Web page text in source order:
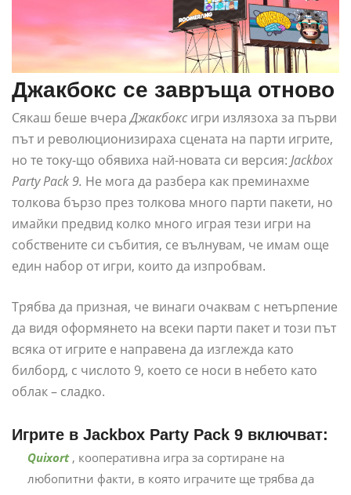
Джакбокс се завръща отново
Сякаш беше вчераДжакбокс игри излязоха за първи
път и революционизираха сцената на парти игрите,
но те току-що обявиха най-новата си версия: Jackbox
Party Pack 9. Не мога да разбера как преминахме
толкова бързо през толкова много парти пакети, но
имайки предвид колко много играя тези игри на
собствените си събития, се вълнувам, че имам още
един набор от игри, които да изпробвам.
Трябва да призная, че винаги очаквам с нетърпение
да видя оформянето на всеки парти пакет и този път
всяка от игрите е направена да изглежда като
билборд, с числото 9, което се носи в небето като
облак – сладко.
Игрите в Jackbox Party Pack 9 включват:
Quixort , кооперативна игра за сортиране на
любопитни факти, в която играчите ще трябва да